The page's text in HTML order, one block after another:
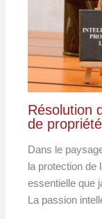
Résolution
de
Dans le
la protection de
essentielle que
La passion